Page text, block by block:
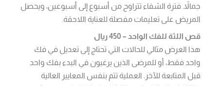
جمالاً. فترة الشفاء تتراوح من أسبوع إلى أسبوعين، ويحصل
المريض على تعليمات مفصلة للعناية اللاحقة.
قص اللثة للفك الواحد – 450 ريال
هذا العرض مثالي للحالات التي تحتاج إلى تعديل في فك
واحد فقط، أو للمرضى الذين يرغبون في البدء بفك واحد
قبل المتابعة للآخر. العملية تتم بنفس المعايير العالية